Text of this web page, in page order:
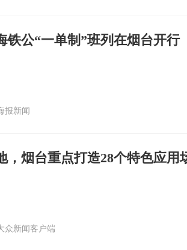
铁公“一单制”班列在烟台开行
报新闻
，烟台重点打造28个特色应用
众新闻客户端